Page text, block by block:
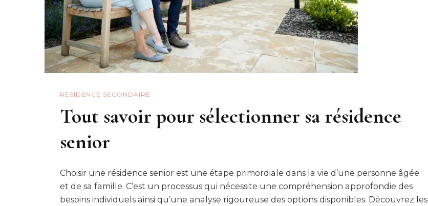
RÉSIDENCE SECONDAIRE
Tout savoir pour sélectionner sa résidence
senior
Choisir une résidence senior est une étape primordiale dans la vie d’une personne âgée
et de sa famille. C’est un processus qui nécessite une compréhension approfondie des
besoins individuels ainsi qu’une analyse rigoureuse des options disponibles. Découvrez les